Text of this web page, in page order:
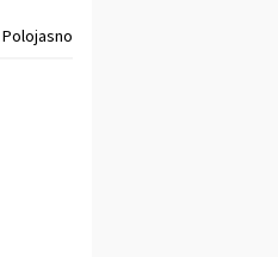
Polojasno